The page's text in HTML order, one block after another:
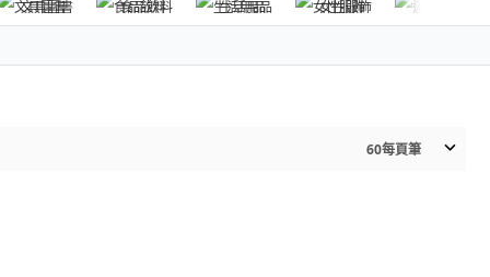
文具圖書
食品飲料 生活用品 女性服飾
60每頁筆